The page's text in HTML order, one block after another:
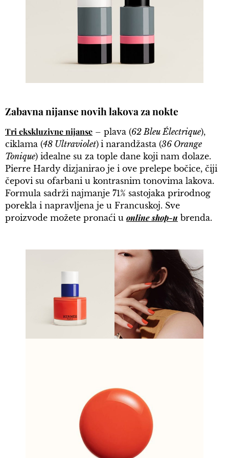
Zabavna nijanse novih lakova za nokte
Tri ekskluzivne nijanse – plava (62 Bleu Électrique),
ciklama (48 Ultraviolet) i narandžasta (36 Orange
Tonique) idealne su za tople dane koji nam dolaze.
Pierre Hardy dizjanirao je i ove prelepe bočice, čiji
čepovi su ofarbani u kontrasnim tonovima lakova.
Formula sadrži najmanje 71% sastojaka prirodnog
porekla i napravljena je u Francuskoj. Sve
proizvode možete pronaći u online shop-u brenda.